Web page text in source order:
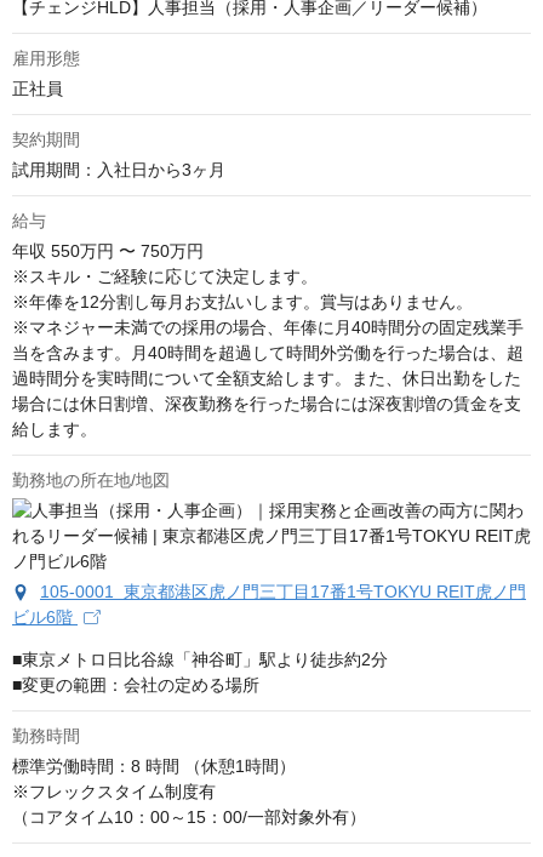
【チェンジHLD】人事担当（採用・人事企画／リーダー候補）
雇用形態
正社員
契約期間
試用期間：入社日から3ヶ月
給与
年収 550万円 〜 750万円
※スキル・ご経験に応じて決定します。
※年俸を12分割し毎月お支払いします。賞与はありません。
※マネジャー未満での採用の場合、年俸に月40時間分の固定残業手
当を含みます。月40時間を超過して時間外労働を行った場合は、超
過時間分を実時間について全額支給します。また、休日出勤をした
場合には休日割増、深夜勤務を行った場合には深夜割増の賃金を支
給します。
勤務地の所在地/地図
105-0001 東京都港区虎ノ門三丁目17番1号TOKYU REIT虎ノ門
ビル6階
■東京メトロ日比谷線「神谷町」駅より徒歩約2分
■変更の範囲：会社の定める場所
勤務時間
標準労働時間：8 時間 （休憩1時間）
※フレックスタイム制度有
（コアタイム10：00～15：00/一部対象外有）